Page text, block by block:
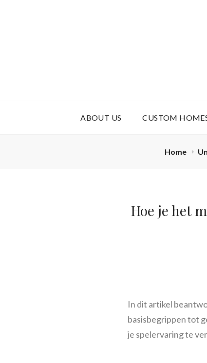
ABOUT US CUSTOM
Home
Hoe je het
In dit artikel
basisbegrippen tot
je spelervaring te